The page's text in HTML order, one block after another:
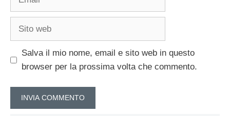
Sito
Salva il mio nome, email e sito web in questo
browser per la prossima volta che commento.